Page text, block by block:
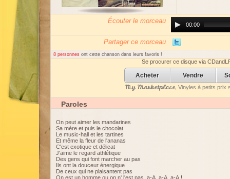
Écouter le morceau
Player00:00
Partager ce morceau
8 personnes ont cette chanson dans leurs favoris !
Se procurer ce disque via
Acheter Vendre
My Marketplace, Vinyles à petits prix
Paroles
On peut aimer les mandarines
Sa mère et puis le chocolat
Le music-hall et les tartines
Et même la fleur de l'ananas
C'est exotique et délicat
J'aime le regard athlétique
Des gens qui font marcher au pas
Ils ont la douceur énergique
De ceux qui ne plaisantent pas
On est un homme ou on n' l'est pas, a-A, a-A, a-A !